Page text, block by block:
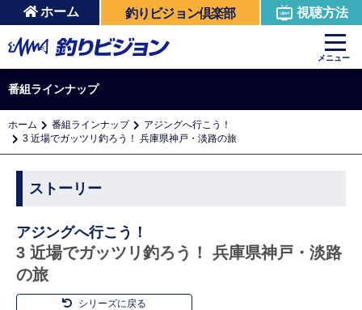
ホーム 釣りビジョン倶楽部 視聴方法
メニュー
番組ラインナップ
ホーム 番組ラインナップ
アジングへ行こう！
3 近場でガッツリ釣ろう！ 兵庫県神戸・淡路の旅
ストーリー
アジングへ行こう！
3 近場でガッツリ釣ろう！ 兵庫県神戸・淡路
の旅
シリーズに戻る